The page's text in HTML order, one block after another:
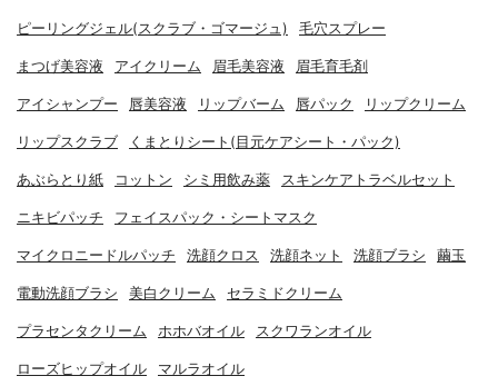
ピーリングジェル(スクラブ・ゴマージュ) 毛穴スプレー
まつげ美容液 アイクリーム 眉毛美容液 眉毛育毛剤
アイシャンプー 唇美容液 リップバーム 唇パック リップクリーム
リップスクラブ くまとりシート(目元ケアシート・パック)
あぶらとり紙 コットン シミ用飲み薬 スキンケアトラベルセット
ニキビパッチ フェイスパック・シートマスク
マイクロニードルパッチ 洗顔クロス 洗顔ネット 洗顔ブラシ 繭玉
電動洗顔ブラシ 美白クリーム セラミドクリーム
プラセンタクリーム ホホバオイル スクワランオイル
ローズヒップオイル マルラオイル